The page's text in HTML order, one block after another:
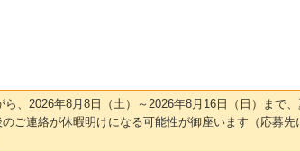
、2026年8月8日（土）～2026年8月16日（日）まで
ご連絡が休暇明けになる可能性が御座います（応募